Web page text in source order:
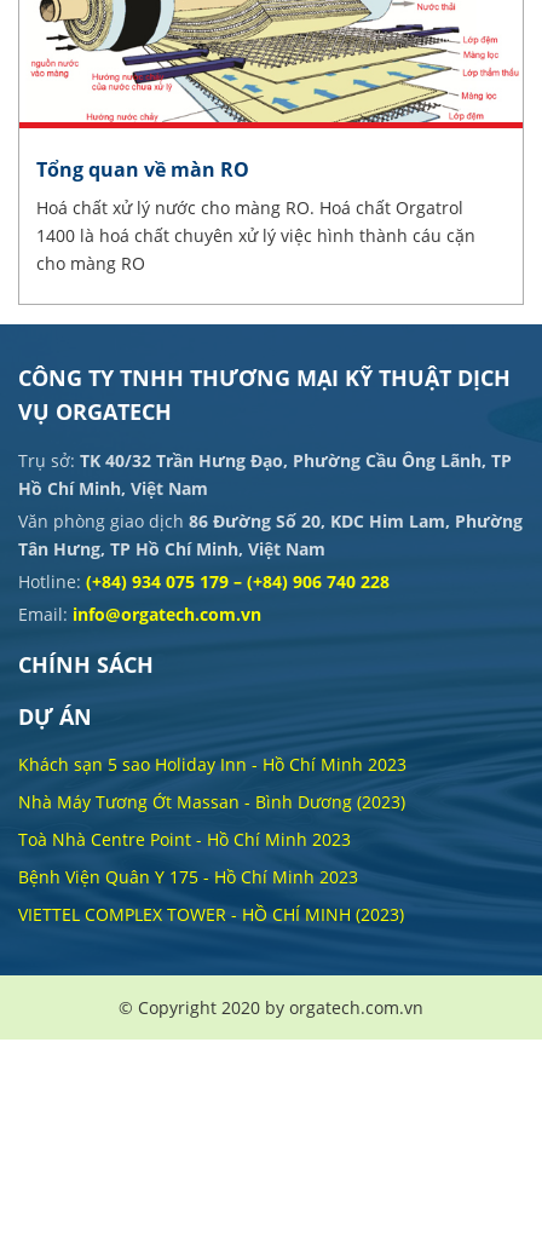
Tổng quan về màn RO
Hoá chất xử lý nước cho màng RO. Hoá chất Orgatrol
1400 là hoá chất chuyên xử lý việc hình thành cáu cặn
cho màng RO
CÔNG TY TNHH THƯƠNG MẠI KỸ THUẬT DỊCH
VỤ ORGATECH
Trụ sở: TK 40/32 Trần Hưng Đạo, Phường Cầu Ông Lãnh, TP
Hồ Chí Minh, Việt Nam
Văn phòng giao dịch 86 Đường Số 20, KDC Him Lam, Phường
Tân Hưng, TP Hồ Chí Minh, Việt Nam
Hotline: (+84) 934 075 179 – (+84) 906 740 228
Email: info@orgatech.com.vn
CHÍNH SÁCH
DỰ ÁN
Khách sạn 5 sao Holiday Inn - Hồ Chí Minh 2023
Nhà Máy Tương Ớt Massan - Bình Dương (2023)
Toà Nhà Centre Point - Hồ Chí Minh 2023
Bệnh Viện Quân Y 175 - Hồ Chí Minh 2023
VIETTEL COMPLEX TOWER - HỒ CHÍ MINH (2023)
© Copyright 2020 by orgatech.com.vn